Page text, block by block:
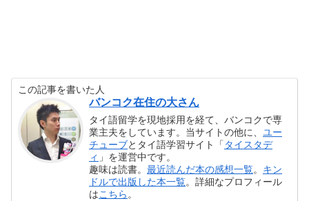
この記事を書いた人
バンコク在住の大さん
タイ語留学を現地採用を経て、バンコクで専
業主夫をしています。当サイトの他に、 ユー
チューブとタイ語学習サイト「 タイスタデ
ィ 」を運営中です。
趣味は読書。最近読んだ本の感想一覧。 キン
ドルで出版した本一覧。詳細なプロフィール
はこちら 。